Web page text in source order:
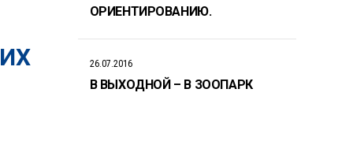
ОРИЕНТИРОВАНИЮ.
26.07.2016
В ВЫХОДНОЙ – В ЗООПАРК